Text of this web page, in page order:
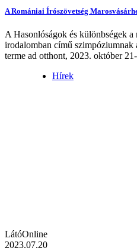
A Romániai Írószövetség
A Hasonlóságok és különbségek a
irodalomban című
terme ad otthont, 2023. október
Hírek
LátóOnline
2023.07.20